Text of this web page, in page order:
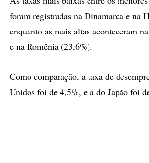
foram registradas na Dinamarca e na
enquanto as mais altas aconteceram
e na Romênia (23,6%).
Como comparação, a taxa de
Unidos foi de 4,5%, e a do Japão foi